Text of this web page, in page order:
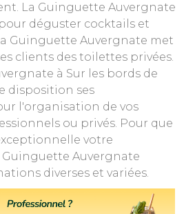
La Guinguette Auvergnate
déguster cocktails et
Guinguette Auvergnate met
clients des toilettes privées.
à Sur les bords de
disposition ses
l'organisation de vos
ou privés. Pour que
votre
Auvergnate
diverses et variées.